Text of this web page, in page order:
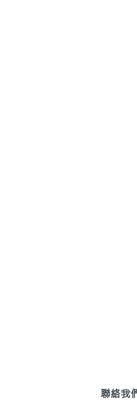
聯絡我